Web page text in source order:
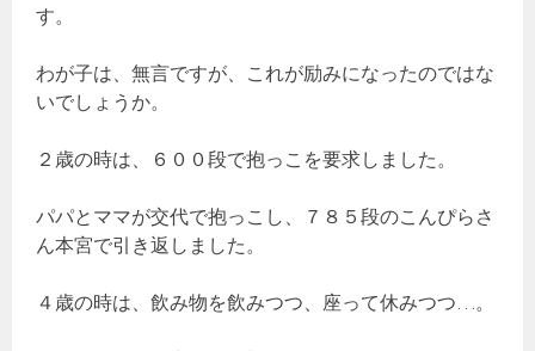
す。
わが子は、無言ですが、これが励みになったのではな
いでしょうか。
２歳の時は、６００段で抱っこを要求しました。
パパとママが交代で抱っこし、７８５段のこんぴらさ
ん本宮で引き返しました。
４歳の時は、飲み物を飲みつつ、座って休みつつ…。